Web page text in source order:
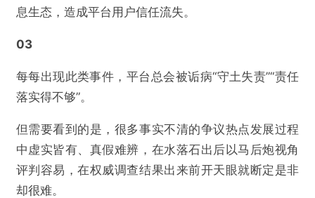
息生态，造成平台用户信任流失。
03
每每出现此类事件，平台总会被诟病“守土失责”“责任
落实得不够”。
但需要看到的是，很多事实不清的争议热点发展过程
中虚实皆有、真假难辨，在水落石出后以马后炮视角
评判容易，在权威调查结果出来前开天眼就断定是非
却很难。